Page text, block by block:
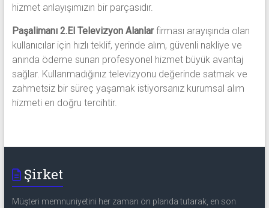
hizmet anlayışımızın bir parçasıdır.
Paşalimanı 2.El Televizyon Alanlarfirması arayışında olan
kullanıcılar için hızlı teklif, yerinde alım, güvenli nakliye ve
anında ödeme sunan profesyonel hizmet büyük avantaj
sağlar. Kullanmadığınız televizyonu değerinde satmak ve
zahmetsiz bir süreç yaşamak istiyorsanız kurumsal alım
hizmeti en doğru tercihtir.
Şirket
Müşteri memnuniyetini her zaman ön planda tutarak, en son